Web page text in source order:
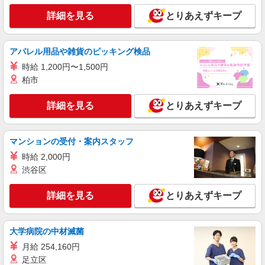
残業時は別途時間外手当支給（超過1分〜）
正社員
そんぽの家S 綾瀬/2066ba1
介護スタッフ
【介護福祉士】 月給：280,800円 年収例：379
万円〜 ※職務手当、特別職務手当、（東京都）居
住支援特別手当、働きがい向上手当、日祝手当
（月平均2回分）、夜勤手当（月平均5回分）等、
毎月平均的に支払われる手当を含みます。 ※居住
支援特別手当は勤続5年目までの方はさらに1万円
支給（再入社は除く） ◎賞与：基本給2.08ヶ月分/
年支給 ◎残業時は別途時間外手当支給（超過1
分〜）
東京都足立区綾瀬2丁目32-3
キープ 詳細を見る
正社員
そんぽの家S 足立保塚/2067ba1
【介護福祉士】 月給：280,800円 年収例：379
住支援特別手当、働きがい向上手当、日祝手当
（月平均2回分）、夜勤手当（月平均5回分）等、
毎月平均的に支払われる手当を含みます。 ※居住
支援特別手当は勤続5年目までの方はさらに1万円
支給（再入社は除く） ◎賞与：基本給2.08ヶ月分/
年支給 ◎残業時は別途時間外手当支給（超過1
分〜）
東京都足立区保塚町4-31
キープ 詳細を見る
アルバイト
そんぽの家S 綾瀬/2066bc2
詳細を見る とりあえずキープ
アパレル用品や雑貨のピッキング検品
時給 1,200円〜1,500円
柏市
詳細を見る とりあえずキープ
マンションの受付・案内スタッフ
時給 2,000円
渋谷区
詳細を見る とりあえずキープ
大学病院の中材滅菌
月給 254,160円
足立区